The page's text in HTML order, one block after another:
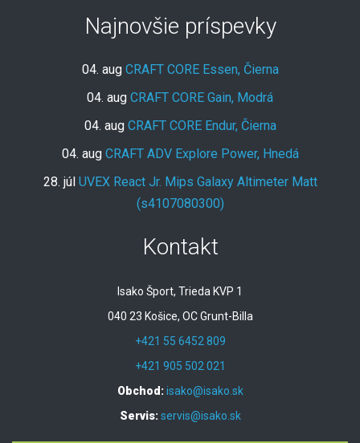
Najnovšie príspevky
04. aug CRAFT CORE Essen, Čierna
04. aug CRAFT CORE Gain, Modrá
04. aug CRAFT CORE Endur, Čierna
04. aug CRAFT ADV Explore Power, Hnedá
28. júl UVEX React Jr. Mips Galaxy Altimeter Matt
(s4107080300)
Kontakt
Isako Šport, Trieda KVP 1
040 23 Košice, OC Grunt-Billa
+421 55 6452 809
+421 905 502 021
Obchod:isako@isako.sk
Servis:servis@isako.sk